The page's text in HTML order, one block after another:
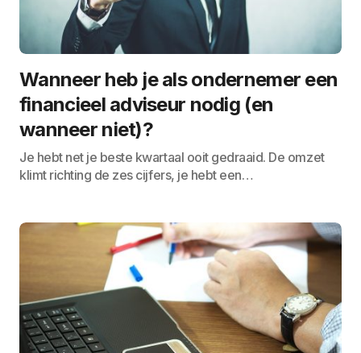
Wanneer heb je als ondernemer een
financieel adviseur nodig (en
wanneer niet)?
Je hebt net je beste kwartaal ooit gedraaid. De omzet
klimt richting de zes cijfers, je hebt een…